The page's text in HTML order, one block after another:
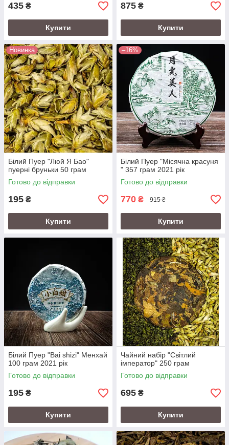
435 ₴
Купити
875 ₴
Купити
Новинка
Білий Пуер "Люй Я Бао"
пуерні бруньки 50 грам
Готово до відправки
195 ₴
Купити
–16%
Білий Пуер "Місячна красуня
" 357 грам 2021 рік
Готово до відправки
770 ₴ 915 ₴
Купити
Білий Пуер "Bai shizi" Менхай
100 грам 2021 рік
Готово до відправки
195 ₴
Купити
Чайний набір "Світлий
імператор" 250 грам
Готово до відправки
695 ₴
Купити